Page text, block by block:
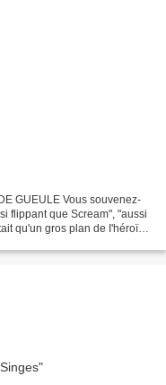
GUEULE Vous souvenez-
flippant que Scream", "aussi
qu'un gros plan de I'héroïne